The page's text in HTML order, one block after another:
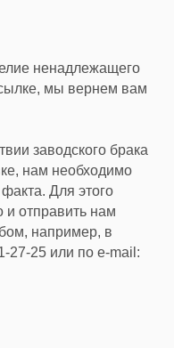
ненадлежащего
мы вернем вам
заводского брака
нам необходимо
Для этого
и отправить нам
например, в
27-25 или по e-mail: